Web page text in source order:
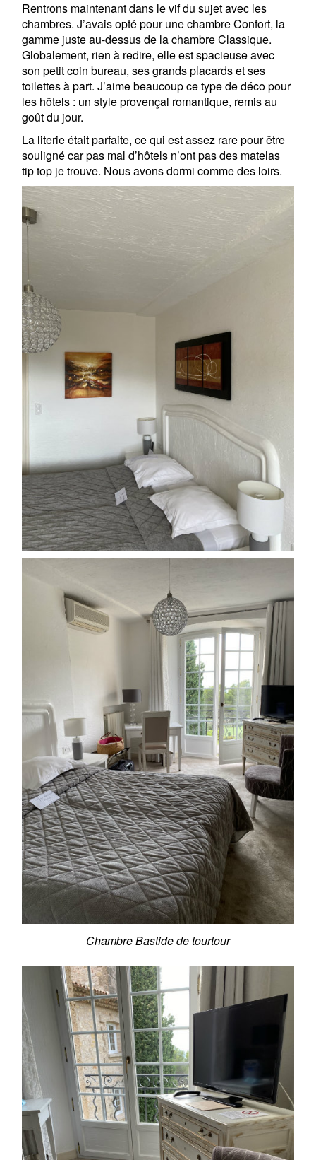
Rentrons maintenant dans le vif du sujet avec les
chambres. J’avais opté pour une chambre Confort, la
gamme juste au-dessus de la chambre Classique.
Globalement, rien à redire, elle est spacieuse avec
son petit coin bureau, ses grands placards et ses
toilettes à part. J’aime beaucoup ce type de déco pour
les hôtels : un style provençal romantique, remis au
goût du jour.
La literie était parfaite, ce qui est assez rare pour être
souligné car pas mal d’hôtels n’ont pas des matelas
tip top je trouve. Nous avons dormi comme des loirs.
Chambre Bastide de tourtour